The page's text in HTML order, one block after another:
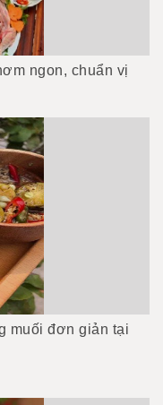
ngon, chuẩn vị
muối đơn giản tại